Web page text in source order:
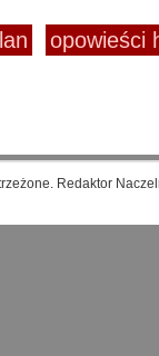
opowieści
Redaktor